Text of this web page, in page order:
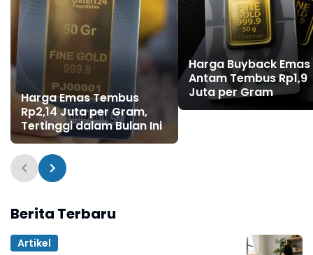
Harga Emas Tembus
Rp2,14 Juta per Gram,
Tertinggi dalam Bulan Ini
Harga Buyback Emas
Antam Tembus Rp1,9
Juta per Gram
Berita Terbaru
Artikel